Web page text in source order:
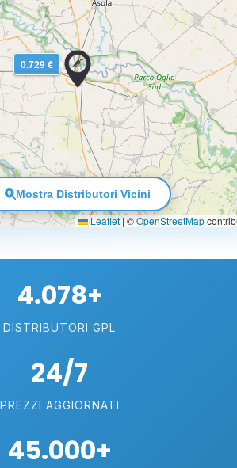
0.729 €
Leaflet| ©OpenStreetMap
Mostra Distributori Vicini
4.078+
DISTRIBUTORI GPL
24/7
PREZZI AGGIORNATI
45.000+